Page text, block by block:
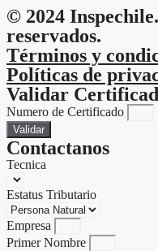
© 2024
reservados.
Términos y
Políticas de
Validar
Numero de Certificado
Validar
Contactanos
Tecnica
Estatus Tributario
Empresa
Primer Nombre